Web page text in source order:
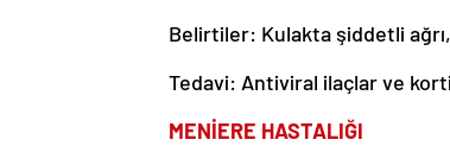
Belirtiler: Kulakta şiddetli
Tedavi: Antiviral ilaçlar ve
MENİERE HASTALIĞI